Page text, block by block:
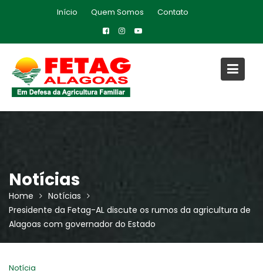
Início Quem Somos Contato
Notícias
Home
Notícias
Presidente da Fetag-AL discute os rumos da agricultura de
Alagoas com governador do Estado
Notícia